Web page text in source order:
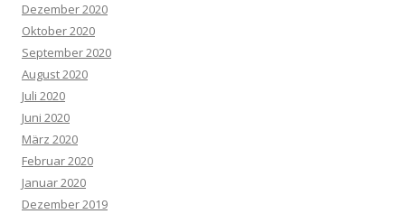
Dezember 2020
Oktober 2020
September 2020
August 2020
Juli 2020
Juni 2020
März 2020
Februar 2020
Januar 2020
Dezember 2019